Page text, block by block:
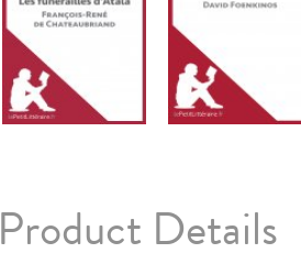
Product Details